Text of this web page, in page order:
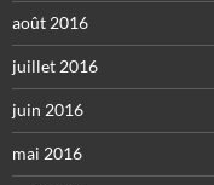
août 2016
juillet 2016
juin 2016
mai 2016